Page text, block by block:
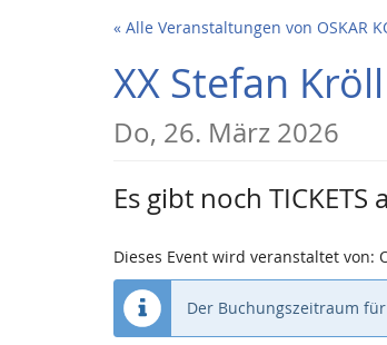
« Alle Veranstaltungen von OSKAR
XX Stefan
Do, 26. März 2026
Es gibt noch TICKETS
Dieses Event wird veranstaltet von:
Der Buchungszeitraum